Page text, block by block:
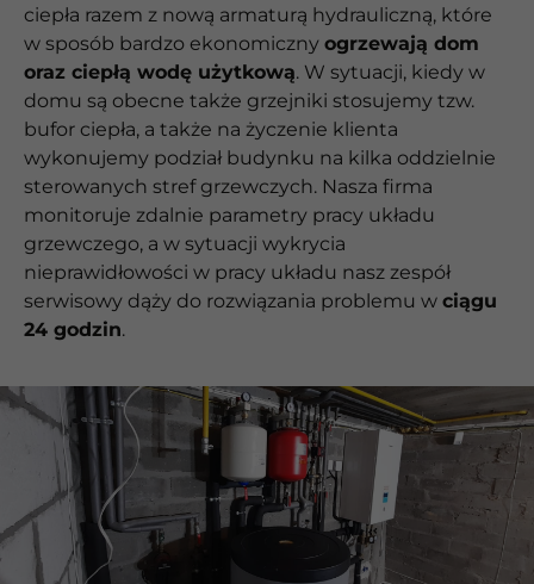
ciepła razem z nową armaturą hydrauliczną, które
w sposób bardzo ekonomiczny ogrzewają dom
oraz ciepłą wodę użytkową. W sytuacji, kiedy w
domu są obecne także grzejniki stosujemy tzw.
bufor ciepła, a także na życzenie klienta
wykonujemy podział budynku na kilka oddzielnie
sterowanych stref grzewczych. Nasza firma
monitoruje zdalnie parametry pracy układu
grzewczego, a w sytuacji wykrycia
nieprawidłowości w pracy układu nasz zespół
serwisowy dąży do rozwiązania problemu w ciągu
24 godzin.